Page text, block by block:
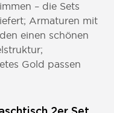
– die Sets
Armaturen mit
einen schönen
Gold passen